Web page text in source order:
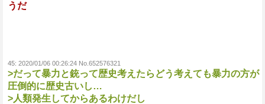
うだ
45: 2020/01/06 00:26:24 No.652576321
>だって暴力と銃って歴史考えたらどう考えても暴力の方が
圧倒的に歴史古いし…
>人類発生してからあるわけだし